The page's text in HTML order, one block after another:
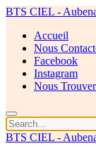
BTS CIEL -
Accueil
Nous
Facebook
Instagram
Nous Trouver
BTS CIEL -